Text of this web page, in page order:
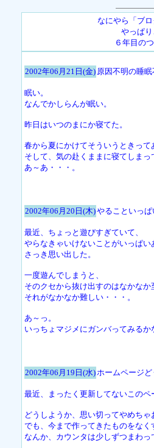
なにやら「ブ
やっぱ
６年目の
2002年06月21日(金) 原因不明の睡眠
眠い。
なんでかしらんが眠い。
昨日はいつのまにか寝てた。
春から夏にかけてそういうときって
そして、気の赴くままに寝てしま
あ～あ・・・。
2002年06月20日(木)やることいっ
最近、ちょっと遊びすぎていて、
やらなきゃいけないことがいっぱい
さっき思い出した。
一度遊んでしまうと、
そのクセから抜け出すのはなかなか
それがなかなか難しい・・・。
あ～っ。
いっちょマジメにガンバってみるか
2002年06月19日(水)ホームページ
最近、まったく更新してないこのペ
どうしようか、思い切ってやめちゃ
でも、今まで作ってきたものをな
なんか、カウンタは少しずつまわ